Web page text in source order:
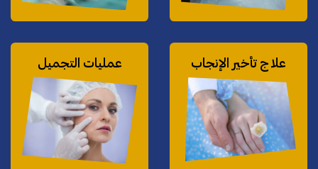
علاج تأخير الإنجاب عمليات التجميل